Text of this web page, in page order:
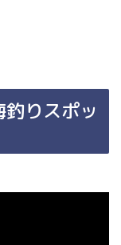
釣りスポッ